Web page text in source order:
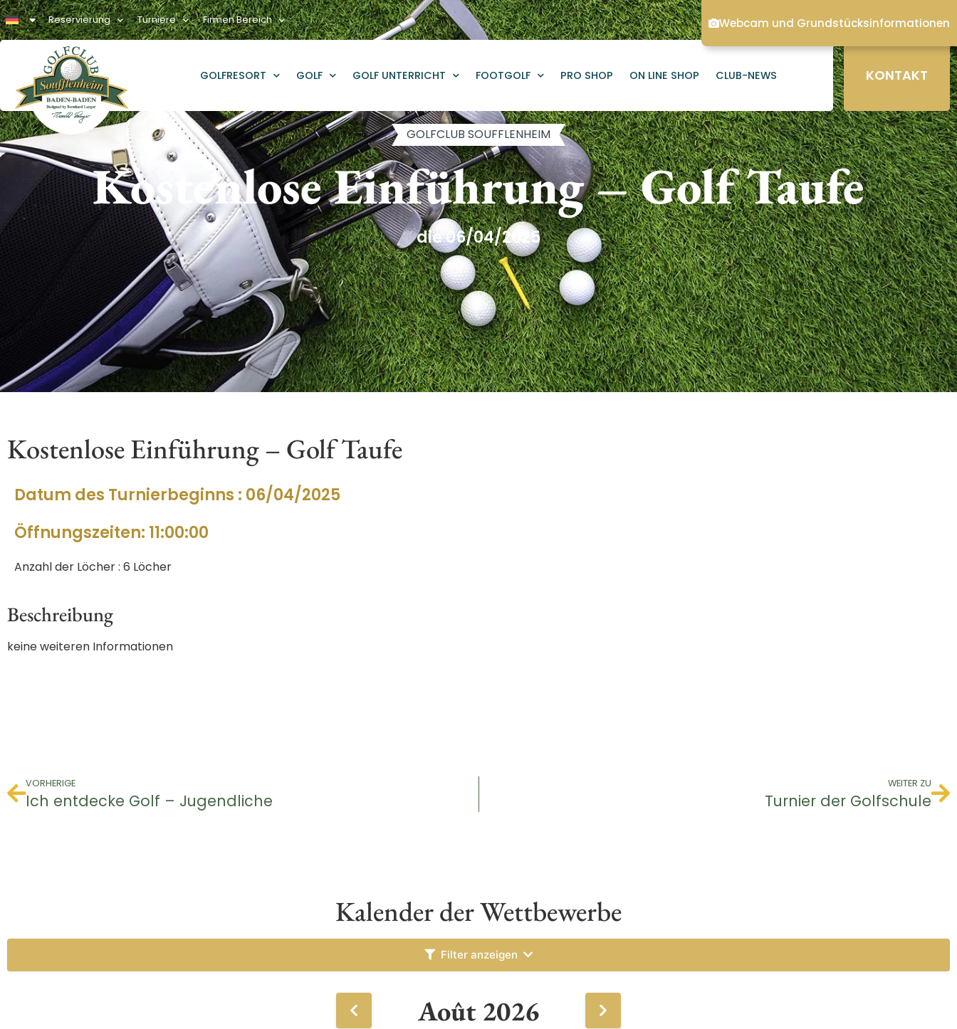
Reservierung Turniere Firmen Bereich
GOLFRESORT GOLF GOLF UNTERRICHT FOOTGOLF PRO SHOP ON LINE SHOP CLUB-NEWS KONTAKT
GOLFCLUB SOUFFLENHEIM
Kostenlose Einführung – Golf Taufe
die 06/04/2025
Kostenlose Einführung – Golf Taufe
Datum des Turnierbeginns : 06/04/2025
Öffnungszeiten: 11:00:00
Anzahl der Löcher : 6 Löcher
Beschreibung
keine weiteren Informationen
VORHERIGE
Ich entdecke Golf – Jugendliche
WEITER ZU
Turnier der Golfschule
Kalender der Wettbewerbe
Filter anzeigen
Août 2026
Webcam und Grundstücksinformationen